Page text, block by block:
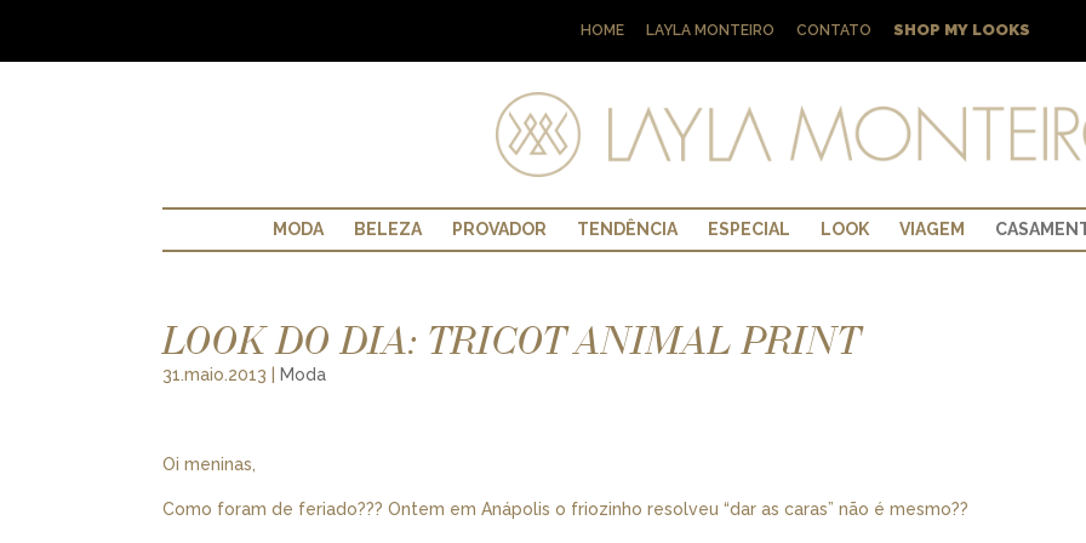
HOME LAYLA MONTEIRO CONTATO SHOP MY LOOKS
MODA BELEZA PROVADOR TENDÊNCIA ESPECIAL LOOK VIAGEM
LOOK DO DIA: TRICOT ANIMAL PRINT
31.maio.2013 Moda
Oi meninas,
Como foram de feriado??? Ontem em Anápolis o friozinho resolveu “dar as caras” não é mesmo??